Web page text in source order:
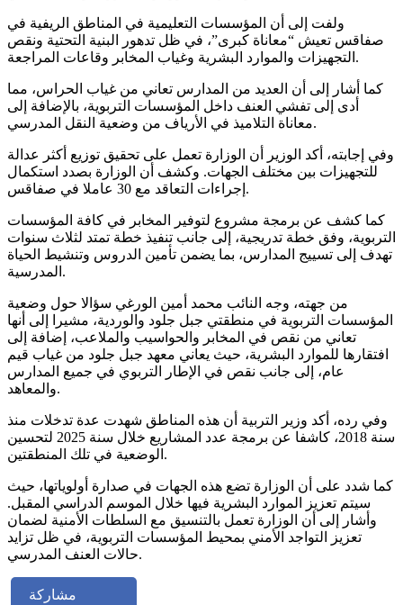
ولفت إلى أن المؤسسات التعليمية في المناطق الريفية في
صفاقس تعيش “معاناة كبرى”، في ظل تدهور البنية التحتية ونقص
التجهيزات والموارد البشرية وغياب المخابر وقاعات المراجعة.
كما أشار إلى أن العديد من المدارس تعاني من غياب الحراس، مما
أدى إلى تفشي العنف داخل المؤسسات التربوية، بالإضافة إلى
معاناة التلاميذ في الأرياف من وضعية النقل المدرسي.
وفي إجابته، أكد الوزير أن الوزارة تعمل على تحقيق توزيع أكثر عدالة
للتجهيزات بين مختلف الجهات. وكشف أن الوزارة بصدد استكمال
إجراءات التعاقد مع 30 عاملا في صفاقس.
كما كشف عن برمجة مشروع لتوفير المخابر في كافة المؤسسات
التربوية، وفق خطة تدريجية، إلى جانب تنفيذ خطة تمتد لثلاث سنوات
تهدف إلى تسييج المدارس، بما يضمن تأمين الدروس وتنشيط الحياة
المدرسية.
من جهته، وجه النائب محمد أمين الورغي سؤالا حول وضعية
المؤسسات التربوية في منطقتي جبل جلود والوردية، مشيرا إلى أنها
تعاني من نقص في المخابر والحواسيب والملاعب، إضافة إلى
افتقارها للموارد البشرية، حيث يعاني معهد جبل جلود من غياب قيم
عام، إلى جانب نقص في الإطار التربوي في جميع المدارس
والمعاهد.
وفي رده، أكد وزير التربية أن هذه المناطق شهدت عدة تدخلات منذ
سنة 2018، كاشفا عن برمجة عدد المشاريع خلال سنة 2025 لتحسين
الوضعية في تلك المنطقتين.
كما شدد على أن الوزارة تضع هذه الجهات في صدارة أولوياتها، حيث
سيتم تعزيز الموارد البشرية فيها خلال الموسم الدراسي المقبل.
وأشار إلى أن الوزارة تعمل بالتنسيق مع السلطات الأمنية لضمان
تعزيز التواجد الأمني بمحيط المؤسسات التربوية، في ظل تزايد
حالات العنف المدرسي.
مشاركة